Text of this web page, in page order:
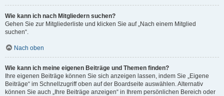
Wie kann ich nach Mitgliedern suchen?
Gehen Sie zur Mitgliederliste und klicken Sie auf „Nach einem Mitglied
suchen“.
Nach oben
Wie kann ich meine eigenen Beiträge und Themen finden?
Ihre eigenen Beiträge können Sie sich anzeigen lassen, indem Sie „Eigene
Beiträge“ im Schnellzugriff oben auf der Boardseite auswählen. Alternativ
können Sie auch „Ihre Beiträge anzeigen“ in Ihrem persönlichen Bereich oder